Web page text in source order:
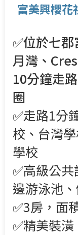
富美興櫻
✅位於七
月灣、
10分鐘走
圈
✅走路1分
校、台灣
學校
✅高級公
邊游泳池
✅3房，面
✅精美裝